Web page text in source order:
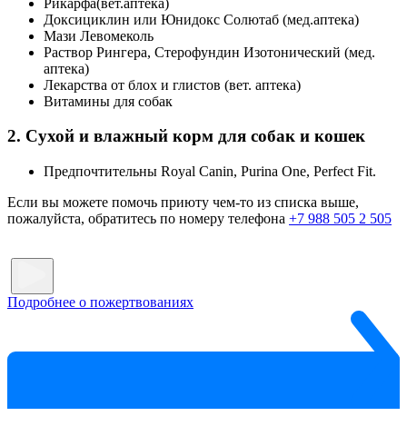
Доксициклин или Юнидокс Солютаб (мед.аптека)
Мази Левомеколь
Раствор Рингера, Стерофундин Изотонический (мед.
аптека)
Лекарства от блох и глистов (вет. аптека)
Витамины для собак
2. Сухой и влажный корм для собак и кошек
Предпочтительны Royal Canin, Purina One, Perfect Fit.
Если вы можете помочь приюту чем-то из списка выше,
пожалуйста, обратитесь по номеру телефона +7 988 505 2 505
Подробнее о пожертвованиях